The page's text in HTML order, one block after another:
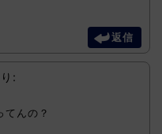
返信
:
てんの？